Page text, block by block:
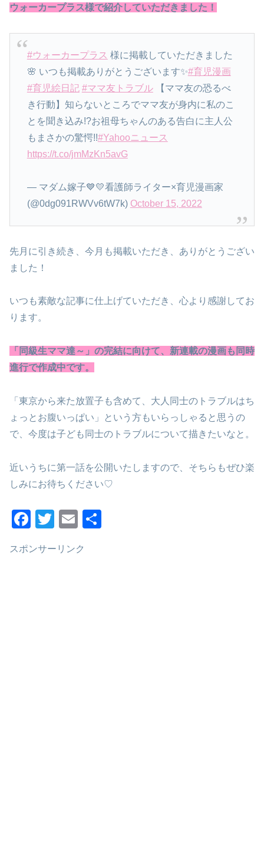
ウォーカープラス様で紹介していただきました！
#ウォーカープラス 様に掲載していただきました
🌸 いつも掲載ありがとうございます✨#育児漫画
#育児絵日記 #ママ友トラブル【ママ友の恐るべ
き行動】知らないところでママ友が身内に私のこ
とを聞き込み!?お祖母ちゃんのある告白に主人公
もまさかの驚愕!!#Yahooニュース
https://t.co/jmMzKn5avG
— マダム嫁子💙💛看護師ライター×育児漫画家
(@0dg091RWVv6tW7k) October 15, 2022
先月に引き続き、今月も掲載いただき、ありがとうござい
ました！
いつも素敵な記事に仕上げていただき、心より感謝してお
ります。
「同級生ママ達～」の完結に向けて、新連載の漫画も同時
進行で作成中です。
「東京から来た放置子も含めて、大人同士のトラブルはち
ょっとお腹いっぱい」という方もいらっしゃると思うの
で、今度は子ども同士のトラブルについて描きたいなと。
近いうちに第一話を公開いたしますので、そちらもぜひ楽
しみにお待ちください♡
F
c
T
tt
E
ail
スポンサーリンク